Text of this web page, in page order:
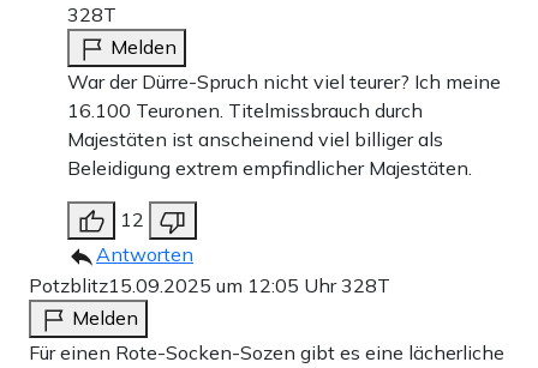
328T
Melden
War der Dürre-Spruch nicht viel teurer? Ich meine
16.100 Teuronen. Titelmissbrauch durch
Majestäten ist anscheinend viel billiger als
Beleidigung extrem empfindlicher Majestäten.
12
Antworten
Potzblitz15.09.2025 um 12:05 Uhr328T
Melden
Für einen Rote-Socken-Sozen gibt es eine lächerliche